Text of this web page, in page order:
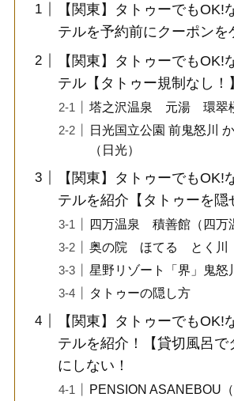
【関東】タトゥーでもOK!
テルを予約前にクーポンを
【関東】タトゥーでもOK!
テル【タトゥー規制なし！】
塔之沢温泉 元湯 環翠
日光国立公園 前鬼怒川
（日光）
【関東】タトゥーでもOK!
テルを紹介【タトゥーを隠
四万温泉 積善館（四万
奥の院 ほてる とく川
星野リゾート「界」鬼怒
タトゥーの隠し方
【関東】タトゥーでもOK!
テルを紹介！【貸切風呂で
にしない！
PENSION ASANEBOU（